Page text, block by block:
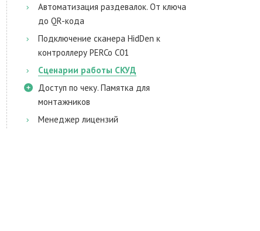
Автоматизация раздевалок. От ключа
до QR-кода
Подключение сканера HidDen к
контроллеру PERCo C01
Сценарии работы СКУД
Доступ по чеку. Памятка для
монтажников
Менеджер лицензий